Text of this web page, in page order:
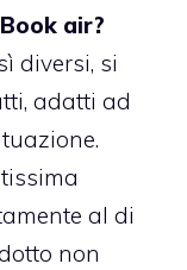
air?
diversi, si
adatti ad
al di
non